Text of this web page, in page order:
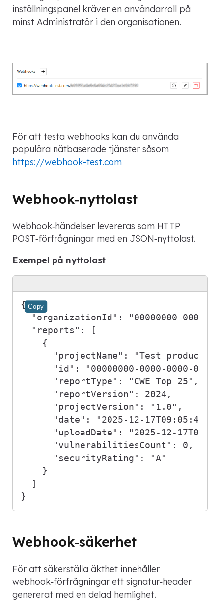
inställningspanel kräver en användarroll på
minst Administratör i den organisationen.
För att testa webhooks kan du använda
populära nätbaserade tjänster såsom
https://webhook-test.com
Webhook‑nyttolast
Webhook‑händelser levereras som HTTP
POST‑förfrågningar med en JSON‑nyttolast.
Exempel på nyttolast
Copy
{
"organizationId" :
"00000000-0000-
"reports" :
[
{
"projectName" : "Test product"
"id" :
"00000000-0000-0000-
"reportType" : "CWE Top 25" ,
"reportVersion" : 2024 ,
"projectVersion" : "1.0" ,
"date" :
"2025-12-
"uploadDate" :
"2025-12-
"vulnerabilitiesCount" : 0 ,
"securityRating" :
"A"
}
]
}
Webhook‑säkerhet
För att säkerställa äkthet innehåller
webhook‑förfrågningar ett signatur‑header
genererat med en delad hemlighet.